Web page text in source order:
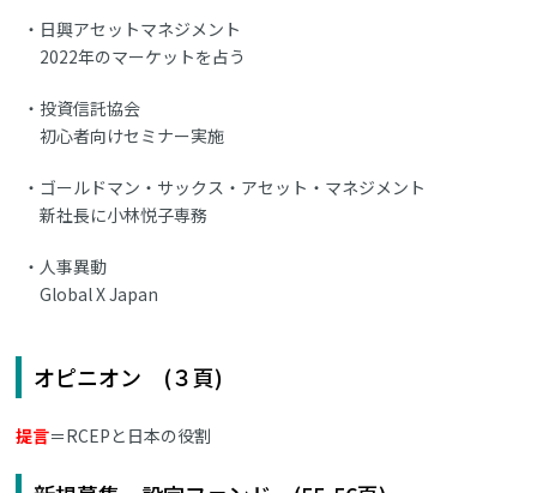
日興アセットマネジメント
2022年のマーケットを占う
投資信託協会
初心者向けセミナー実施
ゴールドマン・サックス・アセット・マネジメント
新社長に小林悦子専務
人事異動
Global X Japan
オピニオン (３頁)
提言＝RCEPと日本の役割